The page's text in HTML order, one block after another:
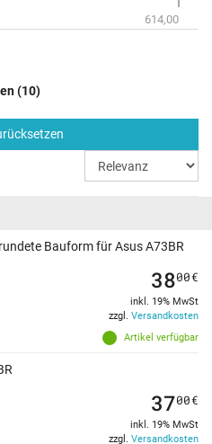
614,00
(10)
Bauform für Asus A73BR
Artikel verfügbar
3800€
inkl. 19% MwSt
zzgl. Versandkosten
3700€
inkl. 19% MwSt
zzgl. Versandkosten